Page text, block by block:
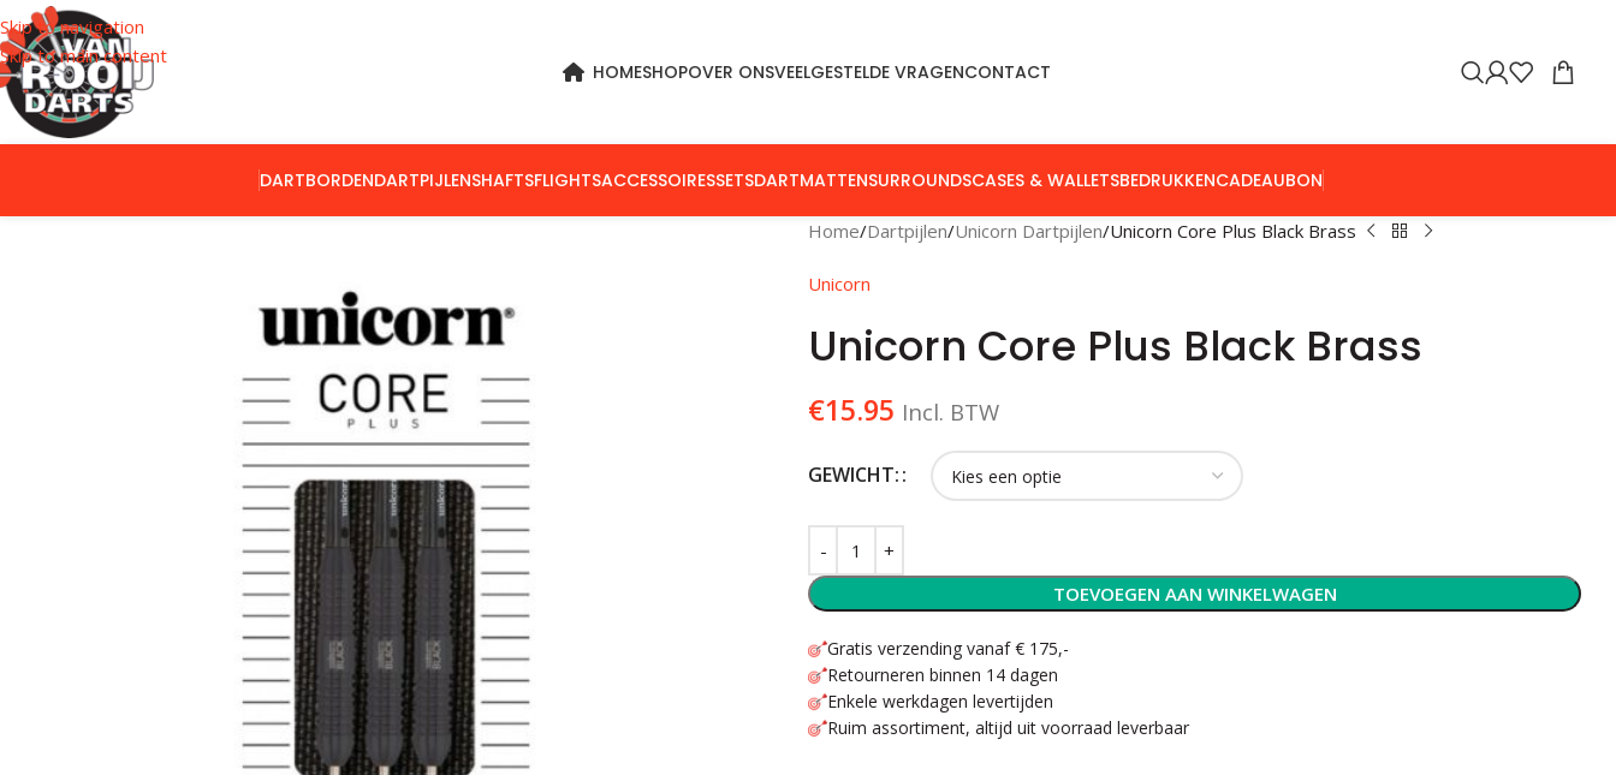
Skip to navigation
Skip to main content
HOMESHOPOVER ONSVEELGESTELDE VRAGENCONTACT
DARTBORDENDARTPIJLENSHAFTSFLIGHTSACCESSOIRESSETSDARTMATTENSURROUNDSCASES & WALLETSBEDRUKKENCADEAUBON
Home Dartpijlen Unicorn Dartpijlen Unicorn Core Plus Black Brass
Unicorn
Unicorn Core Plus Black Brass
€15.95 Incl. BTW
GEWICHT:
TOEVOEGEN AAN WINKELWAGEN
Gratis verzending vanaf € 175,-
Retourneren binnen 14 dagen
Enkele werkdagen levertijden
Ruim assortiment, altijd uit voorraad leverbaar